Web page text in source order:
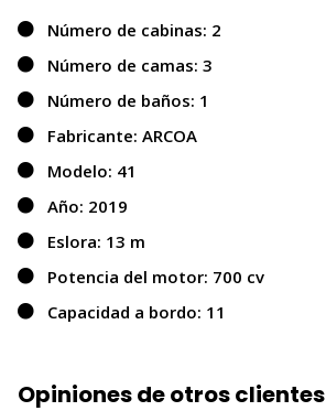
Número de cabinas: 2
Número de camas: 3
Número de baños: 1
Fabricante: ARCOA
Modelo: 41
Año: 2019
Eslora: 13 m
Potencia del motor: 700 cv
Capacidad a bordo: 11
Opiniones de otros clientes